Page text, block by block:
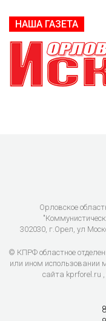
НАША ГАЗЕТА
Орловское
302030, г.Орел, ул
© КПРФ областное
или ином использовании
сайта kprforel.ru